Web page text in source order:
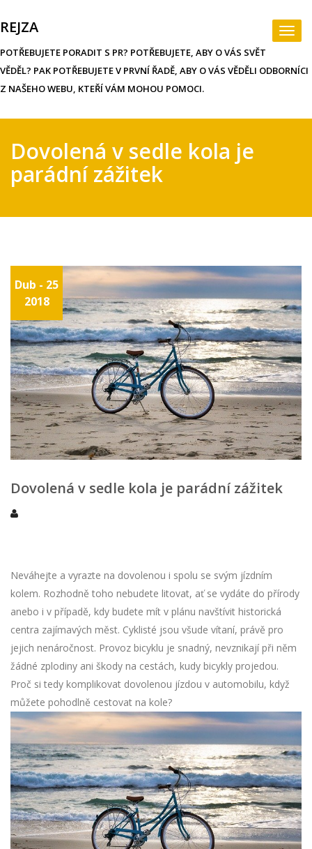
to
content
REJZA
POTŘEBUJETE PORADIT S PR? POTŘEBUJETE, ABY O VÁS SVĚT
VĚDĚL? PAK POTŘEBUJETE V PRVNÍ ŘADĚ, ABY O VÁS VĚDĚLI ODBORNÍCI
Z NAŠEHO WEBU, KTEŘÍ VÁM MOHOU POMOCI.
Dovolená v sedle kola je
parádní zážitek
Dub - 25
2018
Dovolená v sedle kola je parádní zážitek
Neváhejte a vyrazte na dovolenou i spolu se svým jízdním
kolem. Rozhodně toho nebudete litovat, ať se vydáte do přírody
anebo i v případě, kdy budete mít v plánu navštívit historická
centra zajímavých měst. Cyklisté jsou všude vítaní, právě pro
jejich nenáročnost. Provoz bicyklu je snadný, nevznikají při něm
žádné zplodiny ani škody na cestách, kudy bicykly projedou.
Proč si tedy komplikovat dovolenou jízdou v automobilu, když
můžete pohodlně cestovat na kole?